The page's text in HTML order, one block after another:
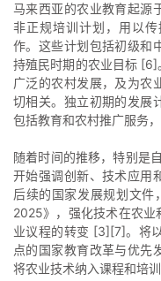
马来西亚的农业教育起源
非正规培训计划，用以
作。这些计划包括初级和
持殖民时期的农业目标
广泛的农村发展，及为农
切相关。独立初期的发展
包括教育和农村推广服务
随着时间的推移，特别是
开始强调创新、技术应用
后续的国家发展规划文
2025》，强化技术在农业
业议程的转变 [3][7]。将
点的国家教育改革与优先
将农业技术纳入课程和培